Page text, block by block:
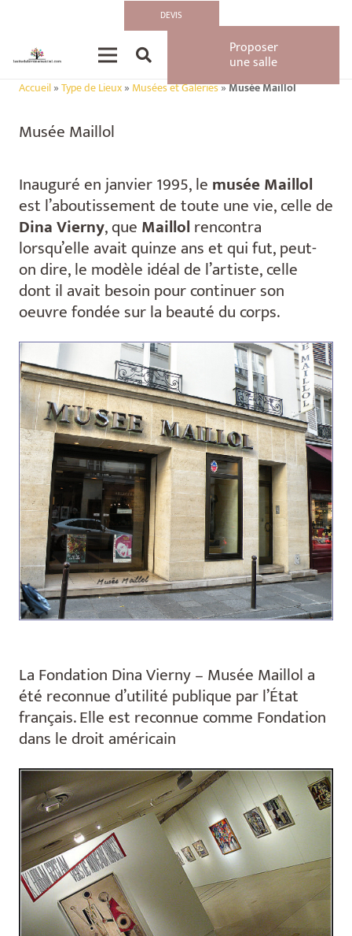
DEVIS
Proposer
une salle
Accueil»Type de Lieux» Musées et Galeries»Musée Maillol
Musée Maillol
Inauguré en janvier 1995, le musée Maillol
est l’aboutissement de toute une vie, celle de
Dina Vierny, que Maillol rencontra
lorsqu’elle avait quinze ans et qui fut, peut-
on dire, le modèle idéal de l’artiste, celle
dont il avait besoin pour continuer son
oeuvre fondée sur la beauté du corps.
La Fondation Dina Vierny – Musée Maillol a
été reconnue d’utilité publique par l’État
français. Elle est reconnue comme Fondation
dans le droit américain